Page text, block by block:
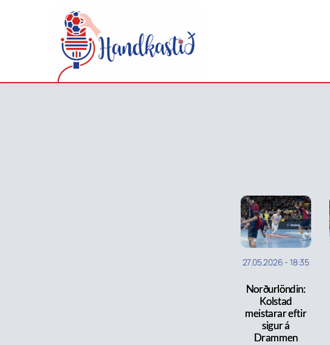
27.05.2026 - 18:35
Norðurlöndin:
Kolstad
meistarar eftir
sigur á
Drammen